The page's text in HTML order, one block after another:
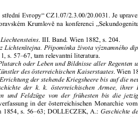
Evropy“ CZ1.07/2.3.00/20.0031. Je
Krumlově na konferenci
. III. Band. Wien 1882, s. 204.
Lichtenštejna. Připomínka života významného
s. 57–67, tam relevantní literatura.
oder Leben und Bildnisse aller Regenten
des österreichischen Kaiserstaates. Wien
der stehende Kriegsheere bis auf die
der  k. k. österreichischen  Armee,  ihrer
und  Feldzüge  von  der  frühesten  bis  die
in der österreichischen Monarchie
1854, s. 56–63; DOLLECZEK, A.: Geschichte